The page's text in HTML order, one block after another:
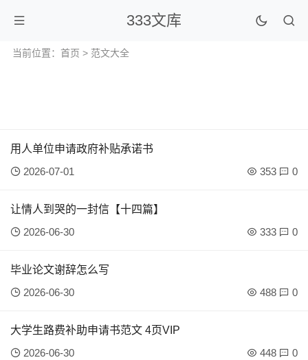
333文库
当前位置： 首页 > 范文大全
用人单位申请政府补贴承诺书
2026-07-01
353 0
让情人到哭的一封信【十四篇】
2026-06-30
333 0
毕业论文谢辞怎么写
2026-06-30
488 0
大学生路费补助申请书范文 4页VIP
2026-06-30
448 0